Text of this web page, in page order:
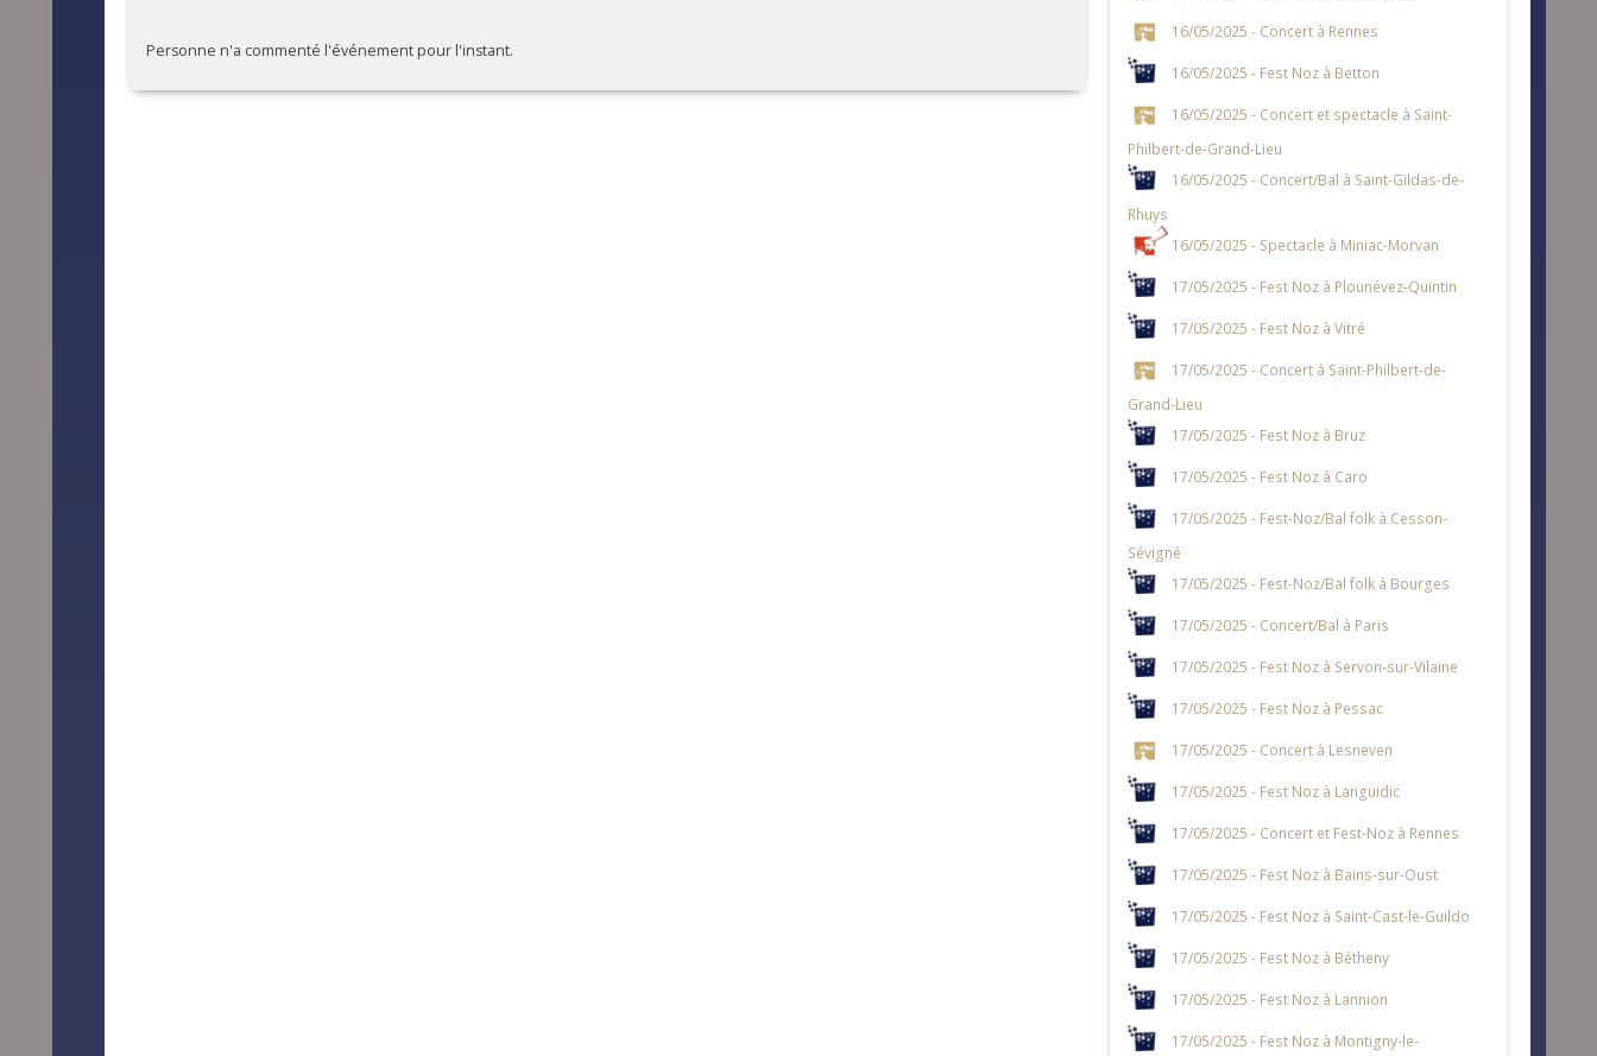
Personne n'a commenté l'événement pour l'instant.
16/05/2025 - Concert à Rennes
16/05/2025 - Fest Noz à Betton
16/05/2025 - Concert et spectacle à Saint-
Philbert-de-Grand-Lieu
16/05/2025 - Concert/Bal à Saint-Gildas-de-
Rhuys
16/05/2025 - Spectacle à Miniac-Morvan
17/05/2025 - Fest Noz à Plounévez-Quintin
17/05/2025 - Fest Noz à Vitré
17/05/2025 - Concert à Saint-Philbert-de-
Grand-Lieu
17/05/2025 - Fest Noz à Bruz
17/05/2025 - Fest Noz à Caro
17/05/2025 - Fest-Noz/Bal folk à Cesson-
Sévigné
17/05/2025 - Fest-Noz/Bal folk à Bourges
17/05/2025 - Concert/Bal à Paris
17/05/2025 - Fest Noz à Servon-sur-Vilaine
17/05/2025 - Fest Noz à Pessac
17/05/2025 - Concert à Lesneven
17/05/2025 - Fest Noz à Languidic
17/05/2025 - Concert et Fest-Noz à Rennes
17/05/2025 - Fest Noz à Bains-sur-Oust
17/05/2025 - Fest Noz à Saint-Cast-le-Guildo
17/05/2025 - Fest Noz à Bétheny
17/05/2025 - Fest Noz à Lannion
17/05/2025 - Fest Noz à Montigny-le-